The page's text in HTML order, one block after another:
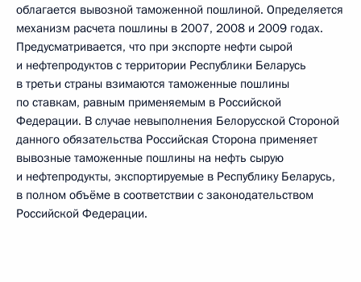
облагается вывозной таможенной пошлиной. Определяется
механизм расчета пошлины в 2007, 2008 и 2009 годах.
Предусматривается, что при экспорте нефти сырой
и нефтепродуктов с территории Республики Беларусь
в третьи страны взимаются таможенные пошлины
по ставкам, равным применяемым в Российской
Федерации. В случае невыполнения Белорусской Стороной
данного обязательства Российская Сторона применяет
вывозные таможенные пошлины на нефть сырую
и нефтепродукты, экспортируемые в Республику Беларусь,
в полном объёме в соответствии с законодательством
Российской Федерации.